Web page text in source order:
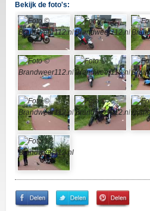
Bekijk de foto's:
Share
on
Share
on
Pin
It!